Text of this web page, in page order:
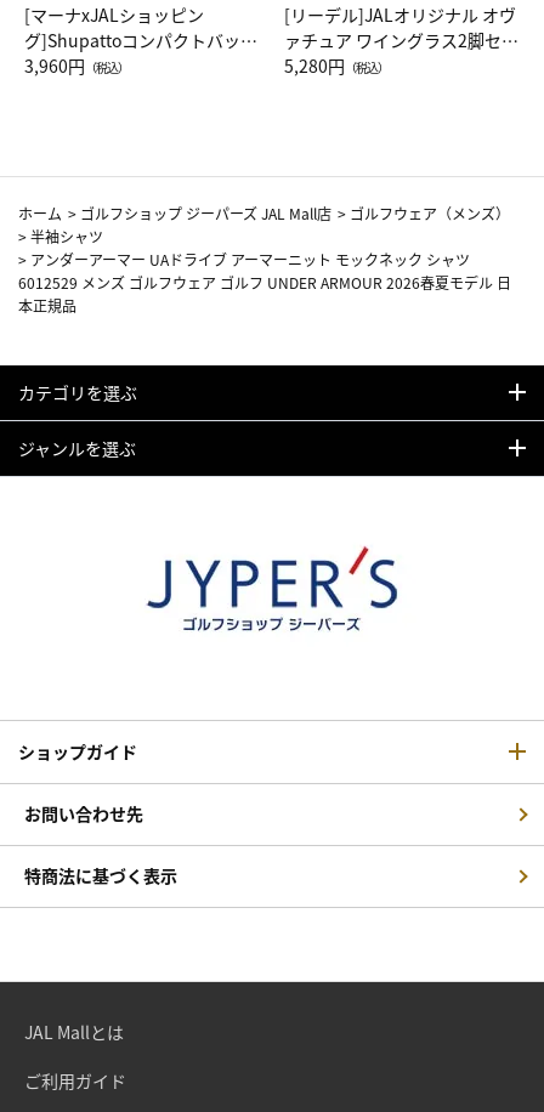
[マーナxJALショッピン
グ]Shupattoコンパクトバッグ
Drop JAL客室乗務員（LC）ス
3,960円 （税込）
[リーデル]JALオリジナル オヴ
ァチュア ワイングラス2脚セッ
ト（レッドワイン）
5,280円 （税込）
ホーム > ゴルフショップ ジーパーズ JAL Mall店 > ゴルフウェア（メンズ）
>半袖シャツ
> アンダーアーマー UAドライブ アーマーニット モックネック シャツ
6012529 メンズ ゴルフウェア ゴルフ UNDER ARMOUR 2026春夏モデル 日
本正規品
カテゴリを選ぶ
ジャンルを選ぶ
ショップガイド
お問い合わせ先
特商法に基づく表示
JAL Mallとは
ご利用ガイド